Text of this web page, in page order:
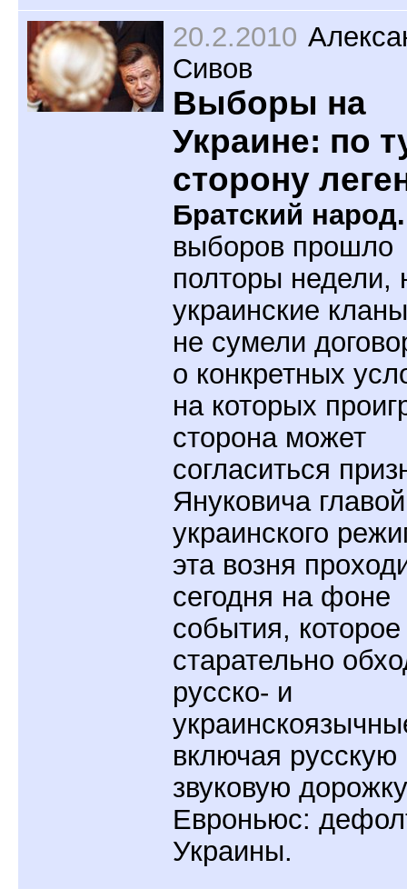
20.2.2010
Сивов
Выборы на
Украине: по
сторону
Братский
выборов прошло
полторы недели,
украинские
не сумели
о конкретных
на которых
сторона может
согласиться
Януковича главой
украинского
эта возня
сегодня на фоне
события, которое
старательно
русско- и
включая русскую
звуковую дорожку
Евроньюс:
Украины.